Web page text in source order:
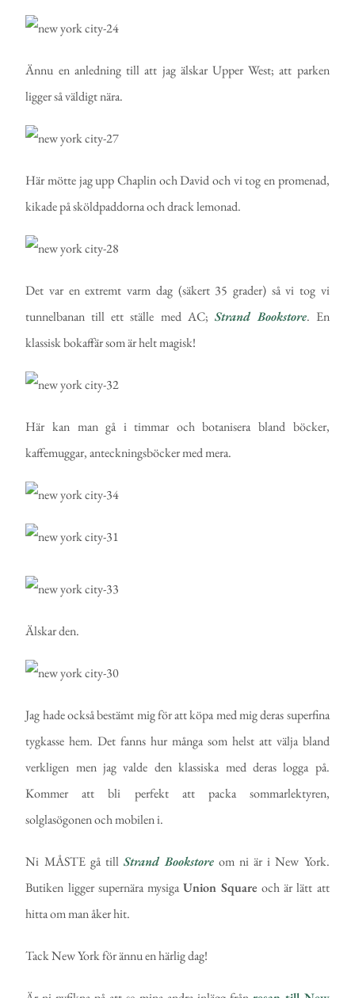
Ännu en anledning till att jag älskar Upper West; att parken
ligger så väldigt nära.
Här mötte jag upp Chaplin och David och vi tog en promenad,
kikade på sköldpaddorna och drack lemonad.
Det var en extremt varm dag (säkert 35 grader) så vi tog vi
tunnelbanan till ett ställe med AC;Strand Bookstore. En
klassisk bokaffär som är helt magisk!
Här kan man gå i timmar och botanisera bland böcker,
kaffemuggar, anteckningsböcker med mera.
Älskar den.
Jag hade också bestämt mig för att köpa med mig deras superfina
tygkasse hem. Det fanns hur många som helst att välja bland
verkligen men jag valde den klassiska med deras logga på.
Kommer att bli perfekt att packa sommarlektyren,
solglasögonen och mobilen i.
Ni MÅSTE gå tillStrand Bookstoreom ni är i New York.
Butiken ligger supernära mysigaUnion Square och är lätt att
hitta om man åker hit.
Tack New York för ännu en härlig dag!